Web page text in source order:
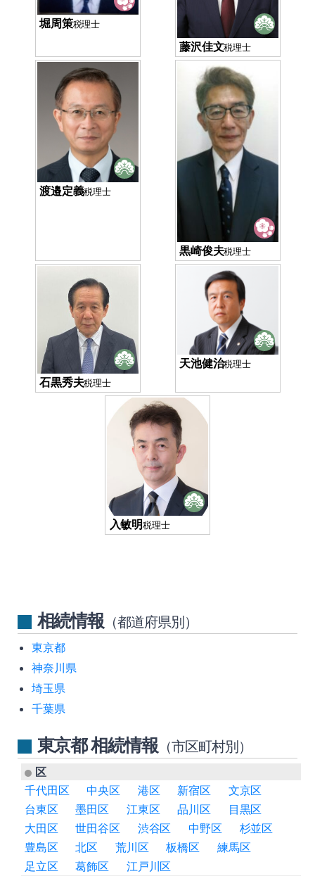
堀周策税理士
藤沢佳文税理士
渡邉定義税理士
黒崎俊夫税理士
石黒秀夫税理士
天池健治税理士
入敏明税理士
相続情報 （都道府県別）
東京都
神奈川県
埼玉県
千葉県
東京都 相続情報 （市区町村別）
区
千代田区
中央区 港区 新宿区
文京区
台東区
墨田区 江東区 品川区
目黒区
大田区
世田谷区 渋谷区 中野区
杉並区
豊島区
北区 荒川区 板橋区
練馬区
足立区
葛飾区
江戸川区